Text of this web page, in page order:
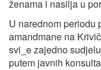
ženama i nasilja u
U narednom periodu
amandmane na
svi_e zajedno
putem javnih